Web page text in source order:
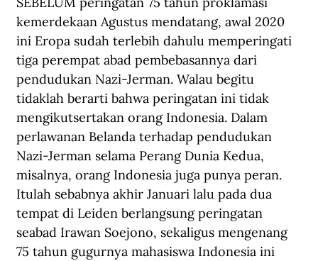
kemerdekaan Agustus mendatang, awal 2020
ini Eropa sudah terlebih dahulu memperingati
tiga perempat abad pembebasannya dari
pendudukan Nazi-Jerman. Walau begitu
tidaklah berarti bahwa peringatan ini tidak
mengikutsertakan orang Indonesia. Dalam
perlawanan Belanda terhadap pendudukan
Nazi-Jerman selama Perang Dunia Kedua,
misalnya, orang Indonesia juga punya peran.
Itulah sebabnya akhir Januari lalu pada dua
tempat di Leiden berlangsung peringatan
seabad Irawan Soejono, sekaligus mengenang
75 tahun gugurnya mahasiswa Indonesia ini